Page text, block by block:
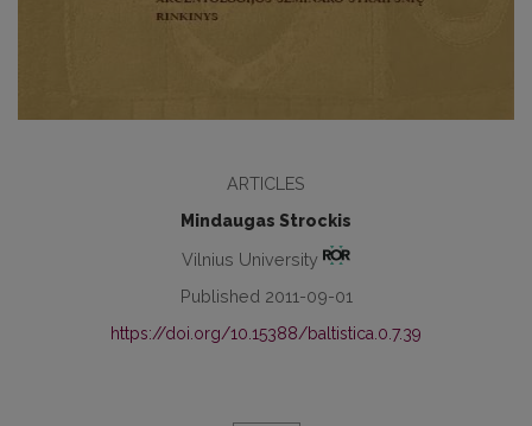
ARTICLES
Mindaugas Strockis
Vilnius University
Published 2011-09-01
https://doi.org/10.15388/baltistica.0.7.39